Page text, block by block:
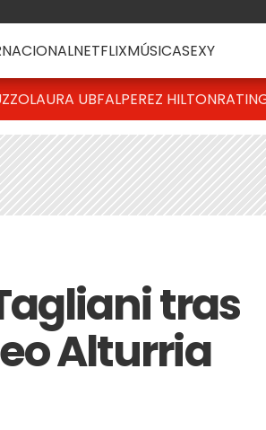
NETFLIXMÚSICASEXY
LAURA UBFALPEREZ HILTON
tras
Alturria